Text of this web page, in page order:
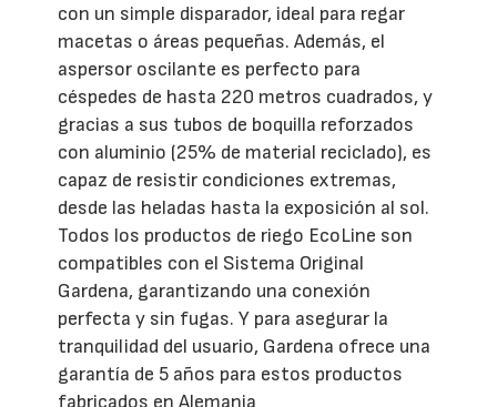
con un simple disparador, ideal para regar
macetas o áreas pequeñas. Además, el
aspersor oscilante es perfecto para
céspedes de hasta 220 metros cuadrados, y
gracias a sus tubos de boquilla reforzados
con aluminio (25% de material reciclado), es
capaz de resistir condiciones extremas,
desde las heladas hasta la exposición al sol.
Todos los productos de riego EcoLine son
compatibles con el Sistema Original
Gardena, garantizando una conexión
perfecta y sin fugas. Y para asegurar la
tranquilidad del usuario, Gardena ofrece una
garantía de 5 años para estos productos
fabricados en Alemania